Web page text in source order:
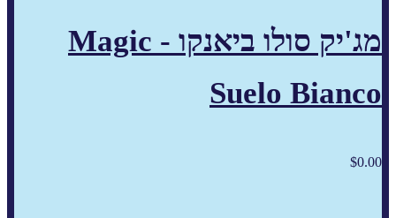
מג'יק סולו ביאנקו - Magic
Suelo Bianco
$0.00